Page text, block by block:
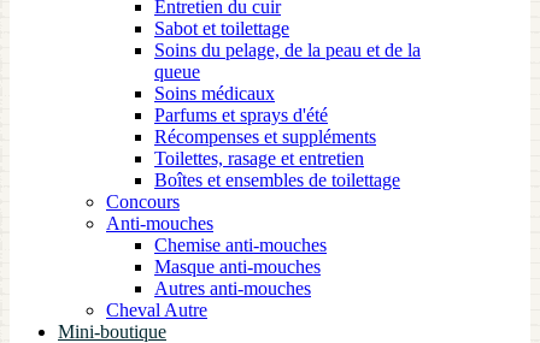
Entretien du cuir
Sabot et toilettage
Soins du pelage, de la peau et de la
queue
Soins médicaux
Parfums et sprays d'été
Récompenses et suppléments
Toilettes, rasage et entretien
Boîtes et ensembles de toilettage
Concours
Anti-mouches
Chemise anti-mouches
Masque anti-mouches
Autres anti-mouches
Cheval Autre
Mini-boutique